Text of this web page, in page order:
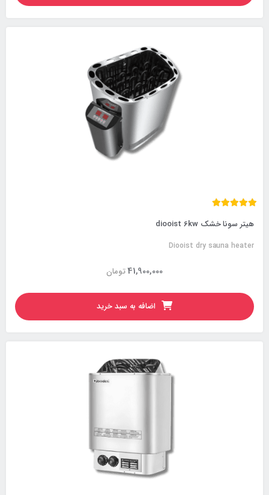
هیتر سونا خشک diooist 6kw
Diooist dry sauna heater
تومان41,900,000
اضافه به سبد خرید